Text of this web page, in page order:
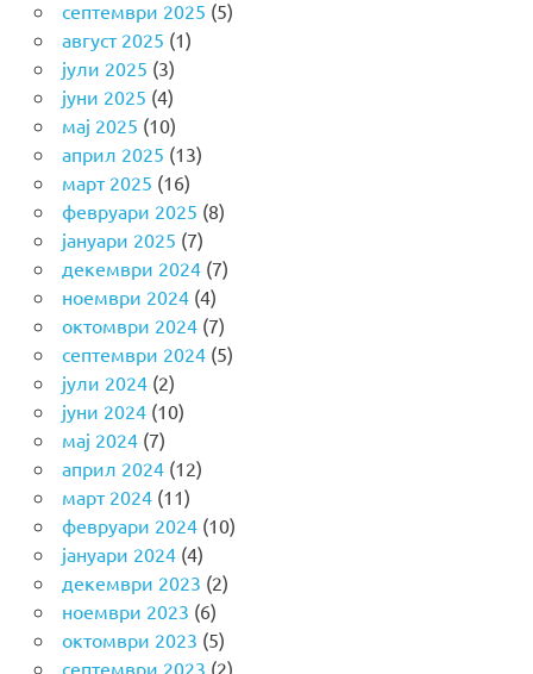
септември 2025 (5)
август 2025 (1)
јули 2025 (3)
јуни 2025 (4)
мај 2025 (10)
април 2025 (13)
март 2025 (16)
февруари 2025 (8)
јануари 2025 (7)
декември 2024(7)
ноември 2024(4)
октомври 2024(7)
септември 2024(5)
јули 2024(2)
јуни 2024(10)
мај 2024(7)
април 2024(12)
март 2024(11)
февруари 2024(10)
јануари 2024(4)
декември 2023 (2)
ноември 2023 (6)
октомври 2023 (5)
септември 2023 (2)